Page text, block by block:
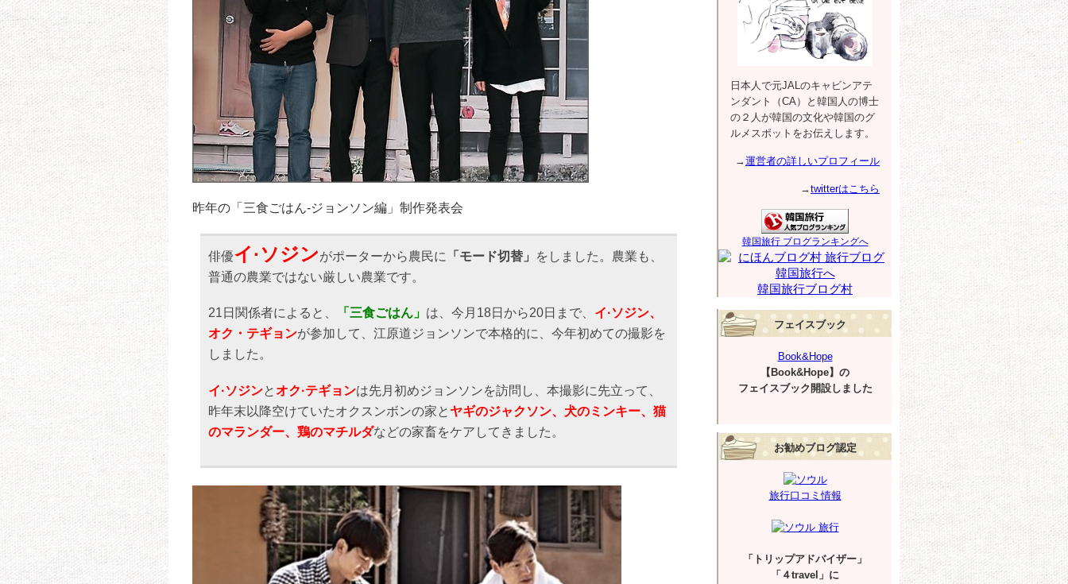
昨年の「三食ごはん-ジョンソン編」制作発表会
俳優イ·ソジンがポーターから農民に 「モード切替」
をしました。農業も、
普通の農業ではない厳しい農業です。
21日関係者によると、 「三食ごはん」 は、今月18日から20日まで、 イ·ソジン、
オク・テギョンが参加して、江原道ジョンソンで本格的に、今年初めての撮影を
しました。
イ·ソジンと オク·テギョンは先月初めジョンソンを訪問し、本撮影に先立って、
昨年末以降空けていたオクスンボンの家と ヤギのジャクソン、犬のミンキー、猫
のマランダー、鶏のマチルダなどの家畜をケアしてきました。
日本人で元JALのキャビンアテ
ンダント（CA）と韓国人の博士
の２人が韓国の文化や韓国のグ
ルメスポットをお伝えします。
→運営者の詳しいプロフィール
→twitterはこちら
韓国旅行 ブログランキングへ
韓国旅行ブログ村
フェイスブック
Book&Hope
【Book&Hope】の
フェイスブック開設しました
お勧めブログ認定
旅行口コミ情報
「トリップアドバイザー」
「４travel」に